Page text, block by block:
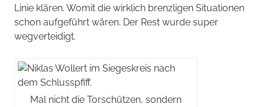
Linie klären. Womit die wirklich brenzligen Situationen
schon aufgeführt wären. Der Rest wurde super
wegverteidigt.
Mal nicht die Torschützen, sondern